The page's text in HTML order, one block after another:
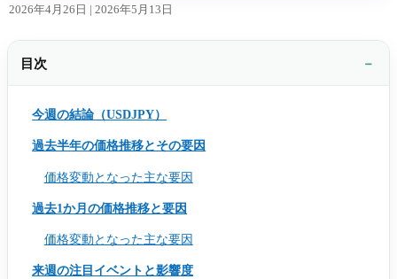
2026年4月26日 | 2026年5月13日
目次
今週の結論（USDJPY）
過去半年の価格推移とその要因
価格変動となった主な要因
過去1か月の価格推移と要因
価格変動となった主な要因
来週の注目イベントと影響度